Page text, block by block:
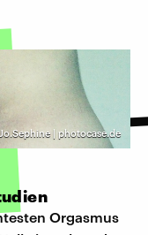
Jo.Sephine | photocase.de
Orgasmus